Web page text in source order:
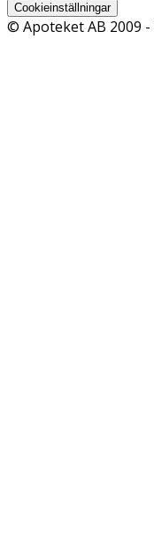
Cookieinställningar
© Apoteket AB 2009 -